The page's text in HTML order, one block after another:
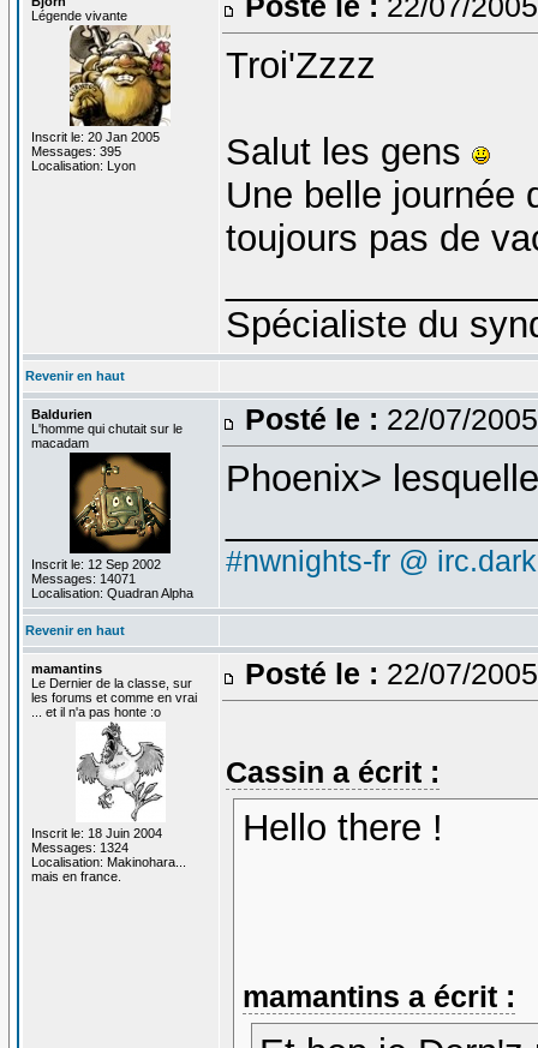
Légende vivante
Inscrit le: 20 Jan 2005
Messages: 395
Localisation: Lyon
Troi'Zzzz
Salut les gens
Une belle journée
toujours pas de
Spécialiste du
Revenir en haut
Baldurien
L'homme qui chutait sur le
macadam
Inscrit le: 12 Sep 2002
Messages: 14071
Localisation: Quadran Alpha
Posté le : 22/07/
Phoenix>
#nwnights-fr @
Revenir en haut
mamantins
Le Dernier de la classe, sur
les forums et comme en vrai
... et il n'a pas honte :o
Inscrit le: 18 Juin 2004
Messages: 1324
Localisation: Makinohara...
mais en france.
Posté le : 22/07/
Cassin a écrit :
Hello there !
mamantins a écrit :